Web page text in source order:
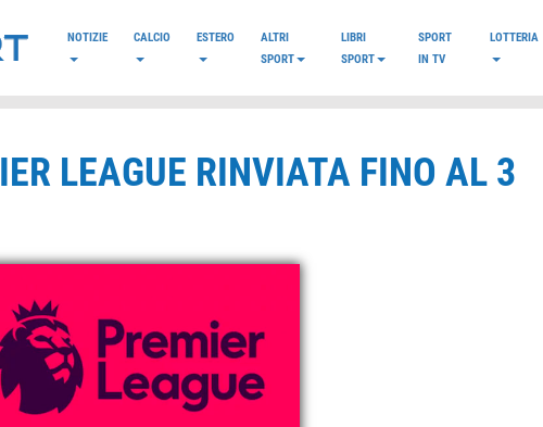
NOTIZIE CALCIO ESTERO
ALTRI
SPORT
LIBRI
SPORT
SPORT
IN TV
LOTTERIA
LEAGUE RINVIATA FINO AL 3